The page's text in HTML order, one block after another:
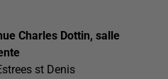
Charles Dottin, salle
st Denis